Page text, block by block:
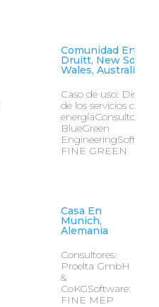
Comunidad En Mt.
Druitt, New South
Wales, Australia
Caso de uso: Diseño
de los servicios de
energíaConsultores:
BlueGreen
FINE GREEN
Casa En
Munich,
Alemania
Consultores:
Proelta GmbH
&
CoKGSoftware:
FINE MEP